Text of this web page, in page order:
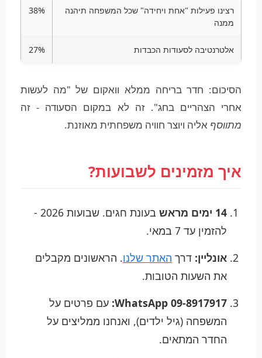
רצינו פעילות "אחת ויחידה" שכל המשפחה תיהנה
ממנה
38%
אלטרנטיבה לסעודות הכבדות 27%
הסיכום: חדר בריחה ממלא וואקום של "מה לעשות
אחרי הצהריים בחג". זה לא במקום הסעודה - זה
מתווסף אליה ויוצר חוויה משפחתית מאוזנת.
איך מזמינים לשבועות?
14 ימים מראש
בעונת חגים. שבועות 2026 -
להזמין עד 7 במאי.
אונליין: דרך האתר שלנו. הראשונים מקבלים
את השעות הטובות.
WhatsApp 09-8917917: עם פרטים על
המשפחה (גיל ילדים), ואנחנו ממליצים על
החדר המתאים.